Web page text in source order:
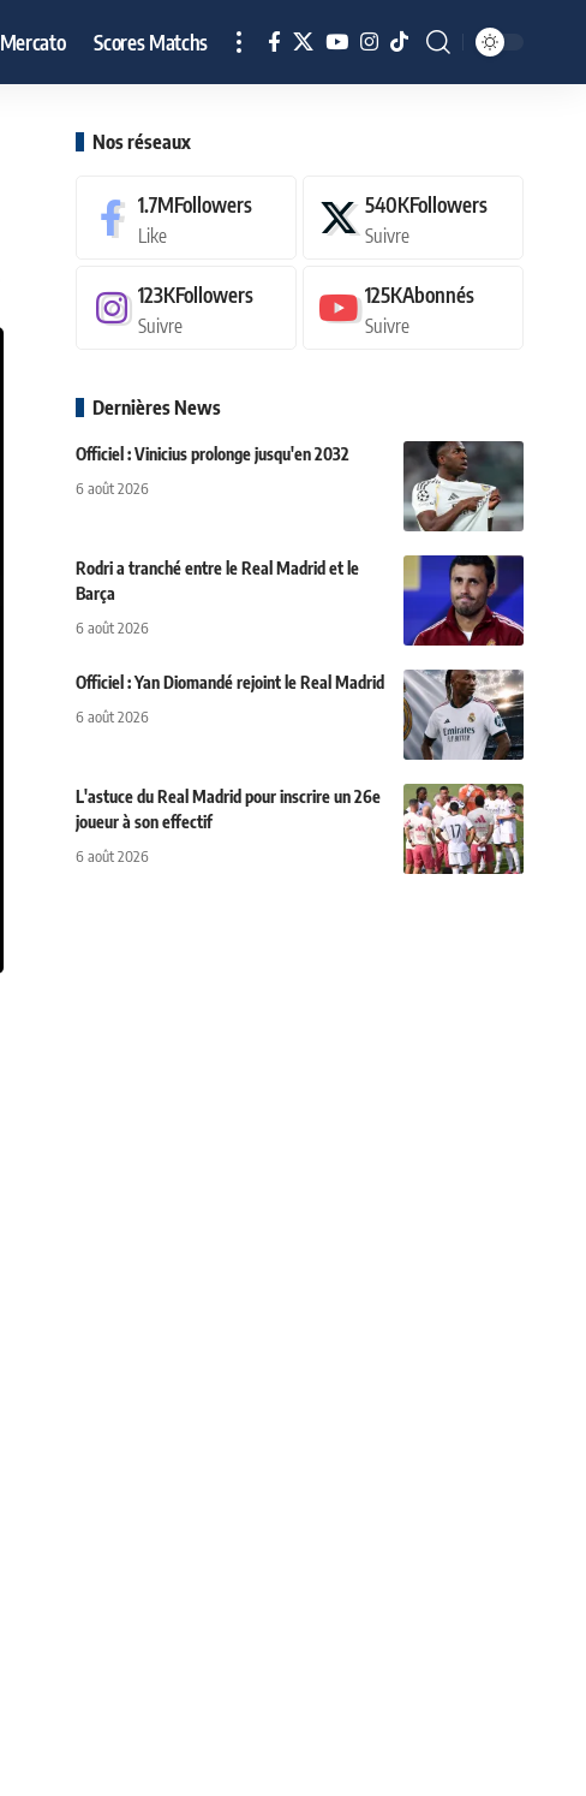
Mercato Scores Matchs
Nos réseaux
1.7MFollowers
Like
540KFollowers
Suivre
123KFollowers
Suivre
125KAbonnés
Suivre
Dernières News
Officiel : Vinicius prolonge jusqu'en 2032
6 août 2026
Rodri a tranché entre le Real Madrid et le
Barça
6 août 2026
Officiel : Yan Diomandé rejoint le Real Madrid
6 août 2026
L'astuce du Real Madrid pour inscrire un 26e
joueur à son effectif
6 août 2026